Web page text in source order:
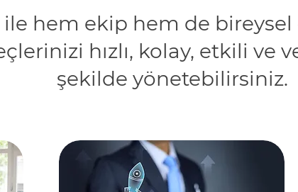
ile hem ekip hem de
hızlı, kolay, etkili ve
şekilde yönetebilirsiniz.